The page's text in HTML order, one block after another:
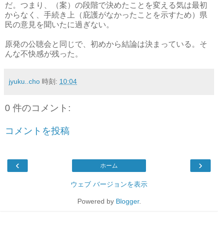
だ。つまり、（案）の段階で決めたことを変える気は最初
からなく、手続き上（庇護がなかったことを示すため）県
民の意見を聞いたに過ぎない。
原発の公聴会と同じで、初めから結論は決まっている。そ
んな不快感が残った。
jyuku..cho 時刻: 10:04
0 件のコメント:
コメントを投稿
‹ ›
ホーム
ウェブ バージョンを表示
Powered by Blogger.